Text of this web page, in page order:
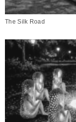
The Silk Road